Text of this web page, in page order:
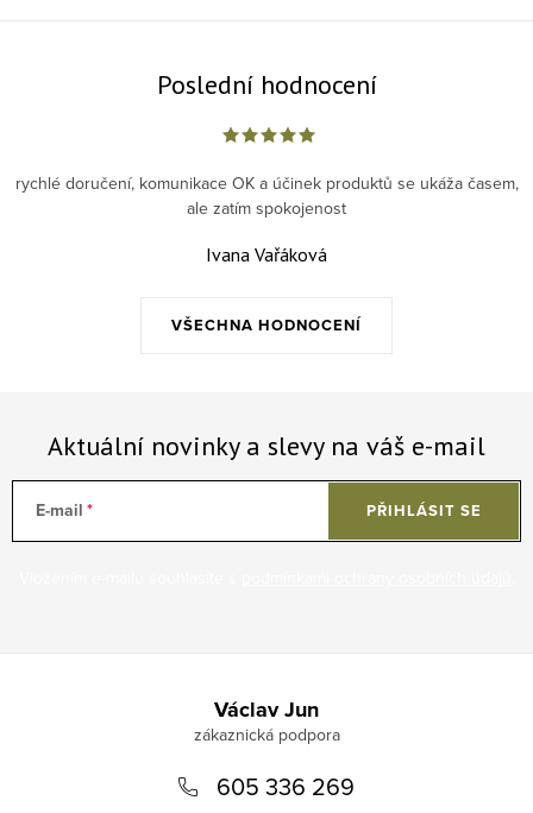
Poslední hodnocení
VŠECHNA HODNOCENÍ
rychlé doručení, komunikace OK a účinek produktů se ukáža časem,
ale zatím spokojenost
Ivana Vařáková
Aktuální novinky a slevy na váš e-mail
E-mail PŘIHLÁSIT SE
Václav Jun
605 336 269